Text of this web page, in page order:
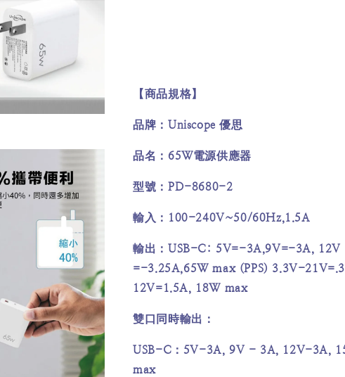
【商品規格】
品牌： Uniscope優思
品名： 65W電源供應器
型號： PD-8680-2
輸入： 100-240V~50/60Hz,1.5A
輸出： USB-C: 5V=-3A,9V=-3A,
=-3.25A,65W max (PPS) 3.3V-
12V=1.5A, 18W max
雙口同時輸出：
USB-C ： 5V-3A, 9V - 3A, 12V-3A,
max